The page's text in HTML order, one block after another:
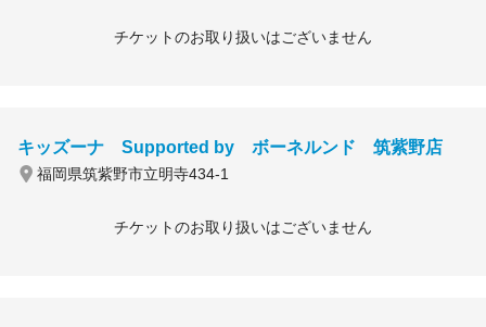
チケットのお取り扱いはございません
キッズーナ Supported by ボーネルンド 筑紫野店
福岡県筑紫野市立明寺434-1
チケットのお取り扱いはございません